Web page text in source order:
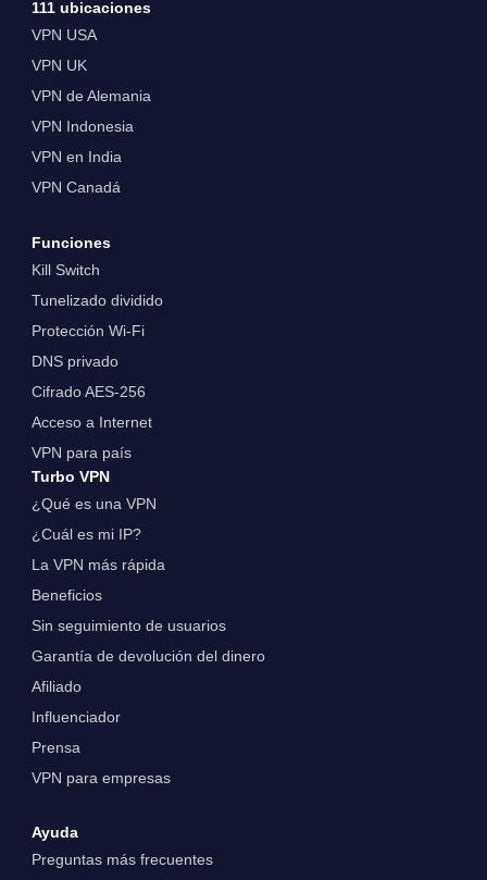
111 ubicaciones
VPN USA
VPN UK
VPN de Alemania
VPN Indonesia
VPN en India
VPN Canadá
Funciones
Kill Switch
Tunelizado dividido
Protección Wi-Fi
DNS privado
Cifrado AES-256
Acceso a Internet
VPN para país
Turbo VPN
¿Qué es una VPN
¿Cuál es mi IP?
La VPN más rápida
Beneficios
Sin seguimiento de usuarios
Garantía de devolución del dinero
Afiliado
Influenciador
Prensa
VPN para empresas
Ayuda
Preguntas más frecuentes